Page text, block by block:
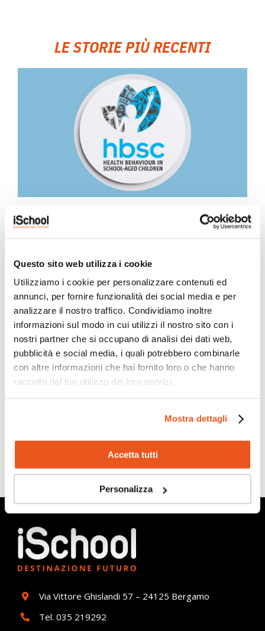
Questo sito web utilizza i cookie
Utilizziamo i cookie per personalizzare contenuti ed
annunci, per fornire funzionalità dei social media e per
analizzare il nostro traffico. Condividiamo inoltre
informazioni sul modo in cui utilizzi il nostro sito con i
nostri partner che si occupano di analisi dei dati web,
pubblicità e social media, i quali potrebbero combinarle
con altre informazioni che hai fornito loro o che hanno
raccolto dal tuo utilizzo dei loro servizi.
Mostra dettagli
Accetta tutti
Personalizza
LE STORIE PIÙ RECENTI
iSchool ha partecipato all’indagine
nazionale HBSC 2025/2026
Quest’anno il nostro Istituto ha preso parte al progetto
“HBSC – Health Behaviour in School-aged...
Scopri di più
Via Vittore Ghislandi 57 – 24125 Bergamo
Tel. 035 219292